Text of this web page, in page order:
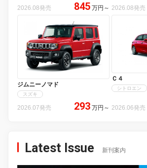
2026.08発売 845 万円 ～ 2026.08発売
ジムニーノマド
スズキ
2026.07発売 293 万円 ～
Ｃ４
シトロエン
2026.06発売
Latest Issue 新刊案内